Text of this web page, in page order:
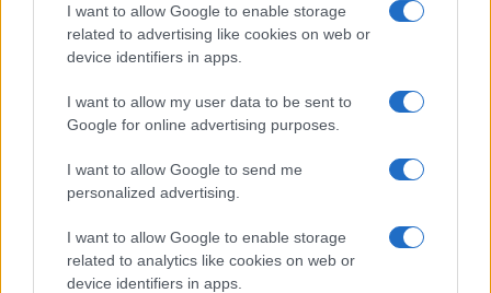
I want to allow Google to enable storage
related to advertising like cookies on web or
device identifiers in apps.
I want to allow my user data to be sent to
Google for online advertising purposes.
I want to allow Google to send me
personalized advertising.
I want to allow Google to enable storage
related to analytics like cookies on web or
device identifiers in apps.
Giochi del Mediterraneo Taranto 2026: scopri gli
impianti sportivi che stanno trasformando la città
GAMING NEWS